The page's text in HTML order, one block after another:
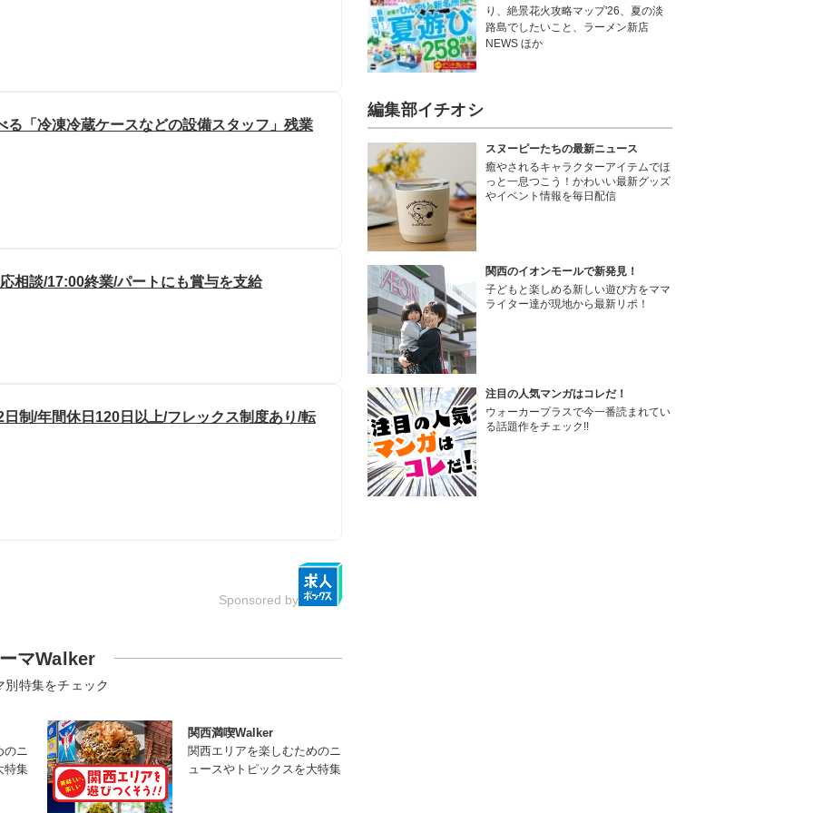
「冷凍冷蔵ケースなどの設備スタッフ」残業
相談/17:00終業/パートにも賞与を支給
制/年間休日120日以上/フレックス制度あり/転
Sponsored by
マWalker
別特集をチェック
のニ
特集
関西満喫Walker
関西エリアを楽しむためのニ
ュースやトピックスを大特集
り、絶景花火攻略マップ'26、夏の淡
路島でしたいこと、ラーメン新店
NEWS ほか
編集部イチオシ
スヌーピーたちの最新ニュース
癒やされるキャラクターアイテムでほ
っと一息つこう！かわいい最新グッズ
やイベント情報を毎日配信
関西のイオンモールで新発見！
子どもと楽しめる新しい遊び方をママ
ライター達が現地から最新リポ！
注目の人気マンガはコレだ！
ウォーカープラスで今一番読まれてい
る話題作をチェック!!